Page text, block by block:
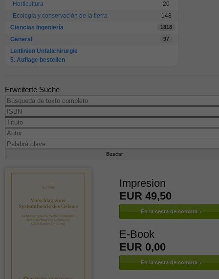
Horticultura
20
Ecología y conservación de la tierra
148
Ciencias Ingeniería
1818
General 97
Leitlinien Unfallchirurgie
5. Auflage bestellen
Erweiterte Suche
Impresion
EUR 49,50
E-Book
EUR 0,00